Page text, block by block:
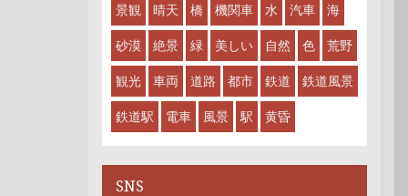
景観 晴天 橋 機関車 水 汽車 海
砂漠 絶景 緑 美しい 自然 色 荒野
観光 車両 道路 都市 鉄道 鉄道風景
鉄道駅 電車 風景 駅 黄昏
SNS